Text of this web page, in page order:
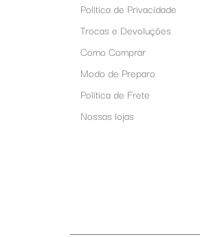
Política de Privacidade
Trocas e Devoluções
Como Comprar
Modo de Preparo
Política de Frete
Nossas lojas